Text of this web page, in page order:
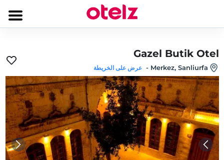
Gazel Butik Otel
Merkez, Sanliurfa
- عرض على الخريطة